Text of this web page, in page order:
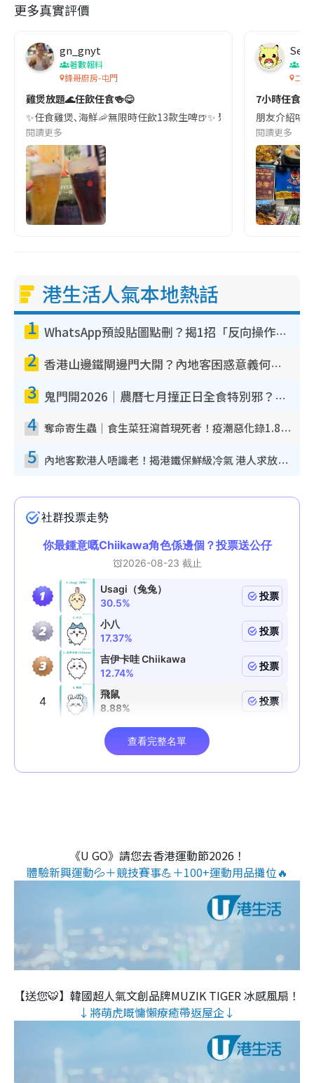
更多真實評價
gn_gnyt
著數報料
鋒哥廚房-屯門
雞煲放題🌊任飲任食🍻😋
✨任食雞煲､海鮮🦐無限時任飲13款生啤🍺✨ 聚會必去 屯門最正
閱讀更多
二鍋
7小時任食
朋友介紹咗
閱讀更多
港生活人氣本地熱話
1 WhatsApp預設貼圖點刪？揭1招「反向操作」還原簡潔介面 附3步實測教學
2 香港山邊鐵閘邊門大開？內地客困惑意義何在！網民神回覆：呢種叫法理性防禦
3 鬼門開2026｜農曆七月撞正日全食特別邪？專家警告切忌做一事！揭4大禁忌+2招保平安
4 奪命寄生蟲｜食生菜狂瀉首現死者！疫潮惡化錄1.8萬宗病例 揭洗菜3大謬誤
5 內地客歎港人唔識老！揭港鐵保鮮級冷氣 港人求放過：咪投訴
《U GO》請您去香港運動節2026！
體驗新興運動💦＋競技賽事💪＋100+運動用品攤位🔥
【送您🐯】韓國超人氣文創品牌MUZIK TIGER 冰感風扇！
↓將萌虎嘅慵懶療癒帶返屋企↓